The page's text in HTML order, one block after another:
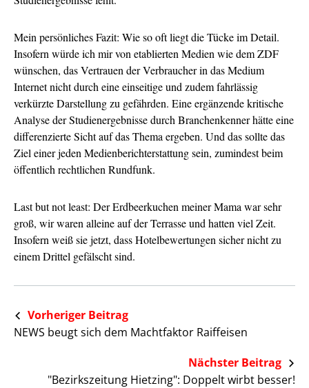
Mein persönliches Fazit: Wie so oft liegt die Tücke im Detail.
Insofern würde ich mir von etablierten Medien wie dem ZDF
wünschen, das Vertrauen der Verbraucher in das Medium
Internet nicht durch eine einseitige und zudem fahrlässig
verkürzte Darstellung zu gefährden. Eine ergänzende kritische
Analyse der Studienergebnisse durch Branchenkenner hätte eine
differenzierte Sicht auf das Thema ergeben. Und das sollte das
Ziel einer jeden Medienberichterstattung sein, zumindest beim
öffentlich rechtlichen Rundfunk.
Last but not least: Der Erdbeerkuchen meiner Mama war sehr
groß, wir waren alleine auf der Terrasse und hatten viel Zeit.
Insofern weiß sie jetzt, dass Hotelbewertungen sicher nicht zu
einem Drittel gefälscht sind.
Vorheriger Beitrag
NEWS beugt sich dem Machtfaktor Raiffeisen
Nächster Beitrag
"Bezirkszeitung Hietzing": Doppelt wirbt besser!